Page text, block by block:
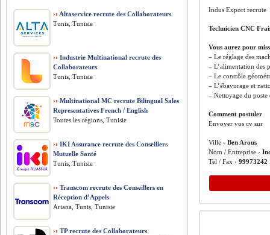
Indus Export recrute
Technicien CNC
Vous aurez pour
– Le réglage des
– L’alimentation des
– Le contrôle
– L’ébavurage et
– Nettoyage du poste
Comment postuler
Envoyer vos cv sur
Ville ›Ben Arous
Nom / Entreprise ›
Tel / Fax ›99973242
›› Altaservice recrute des Collaborateurs
Tunis, Tunisie
›› Industrie Multinational recrute des
Collaborateurs
Tunis, Tunisie
›› Multinational MC recrute Bilingual Sales
Representatives French / English
Toutes les régions, Tunisie
›› IKI Assurance recrute des Conseillers
Mutuelle Santé
Tunis, Tunisie
›› Transcom recrute des Conseillers en
Réception d’Appels
Ariana, Tunis, Tunisie
›› TP recrute des Collaborateurs